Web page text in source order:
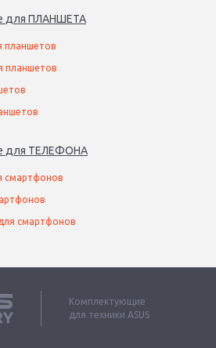
для ПЛАНШЕТА
планшетов
планшетов
для ТЕЛЕФОНА
смартфонов
смартфонов
Комплектующие
для техники ASUS